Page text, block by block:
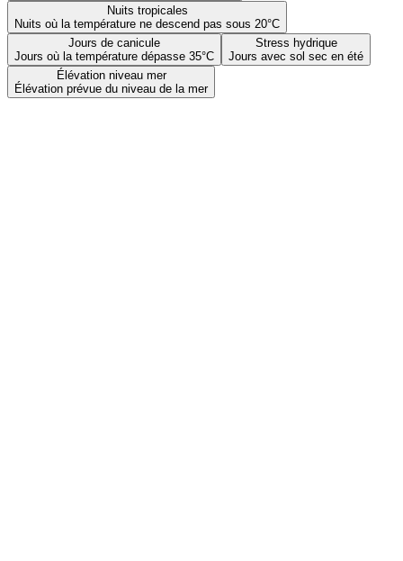
Nuits tropicales
Nuits où la température ne descend pas sous 20°C
Jours de canicule
Jours où la température dépasse 35°C
Stress hydrique
Jours avec sol sec en été
Élévation niveau mer
Élévation prévue du niveau de la mer